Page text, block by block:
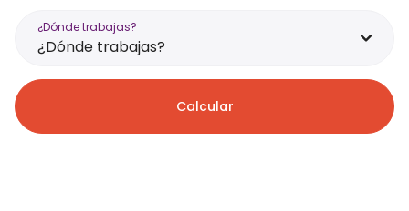
¿Dónde trabajas?
¿Dónde trabajas?
Calcular